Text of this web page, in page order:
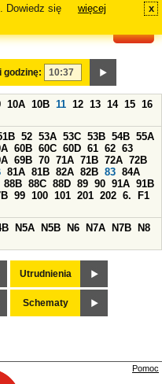
Dowiedz się
więcej x
i godzinę:
10A 10B 11 12 13 14 15 16
52 53A 53C 53B 54B 55A
60B 60C 60D 61 62 63
69B 70 71A 71B 72A 72B
81A 81B 82A 82B 83 84A
88B 88C 88D 89 90 91A 91B
99 100 101 201 202 6.
F1
N5A N5B N6 N7A N7B
N8
Utrudnienia
Schematy
Pomoc